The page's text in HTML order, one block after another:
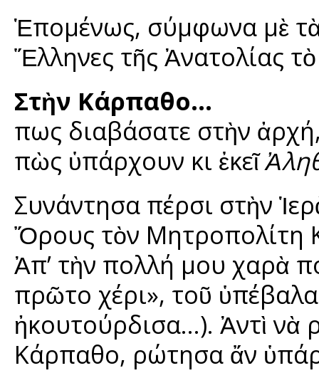
Ἑπομένως, σύμφωνα μὲ
Ἕλληνες τῆς Ἀνατολίας
Στὴν Κάρπαθο…
Ὅπως διαβάσατε στὴν
πὼς ὑπάρχουν κι ἐκεῖ
Συνάντησα πέρσι στὴν
Ὄρους τὸν Μητροπολίτη
Ἀπ’ τὴν πολλή μου χαρὰ
πρῶτο χέρι», τοῦ
ἠκουτούρδισα…). Ἀντὶ
Κάρπαθο, ρώτησα ἄν